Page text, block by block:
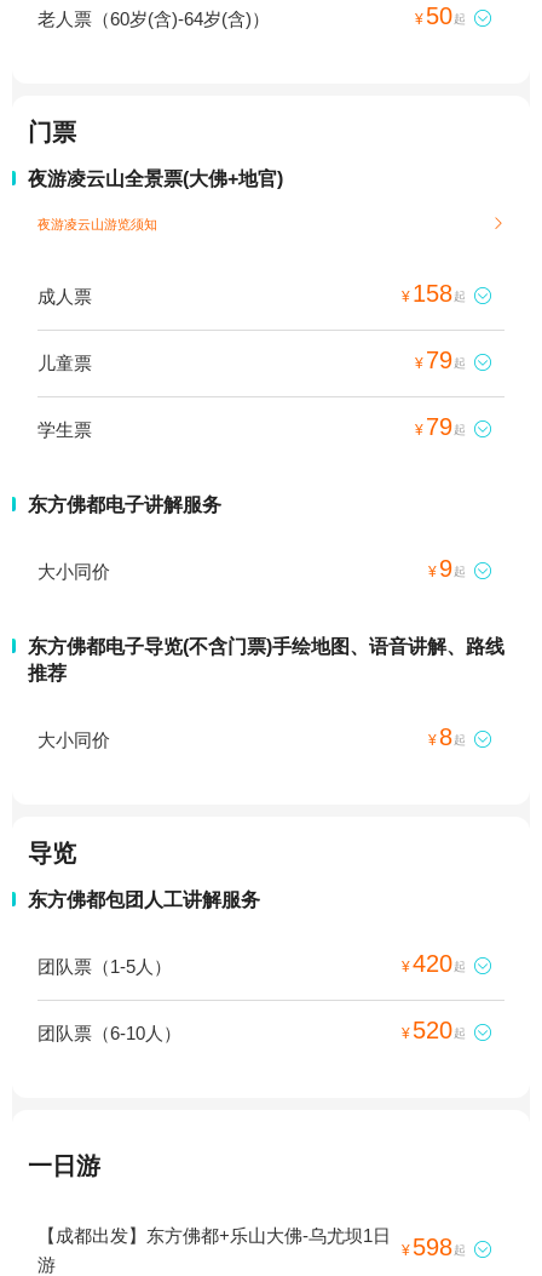
老人票（60岁(含)-64岁(含)） ¥ 50起 
门票
夜游凌云山全景票(大佛+地官)
夜游凌云山游览须知 
成人票 ¥ 158起 
儿童票 ¥ 79起 
学生票 ¥ 79起 
东方佛都电子讲解服务
大小同价 ¥ 9起 
东方佛都电子导览(不含门票)手绘地图、语音讲解、路线
推荐
大小同价 ¥ 8起 
导览
东方佛都包团人工讲解服务
团队票（1-5人） ¥420起 
团队票（6-10人） ¥ 520起 
一日游
【成都出发】东方佛都+乐山大佛-乌尤坝1日
游
¥ 598起 